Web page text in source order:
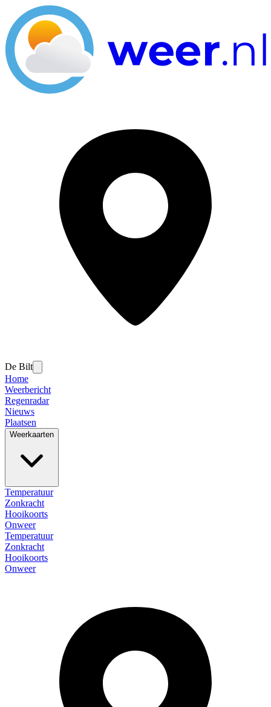
De Bilt
Home
Weerbericht
Regenradar
Nieuws
Plaatsen
Weerkaarten
Temperatuur
Zonkracht
Hooikoorts
Onweer
Temperatuur
Zonkracht
Hooikoorts
Onweer